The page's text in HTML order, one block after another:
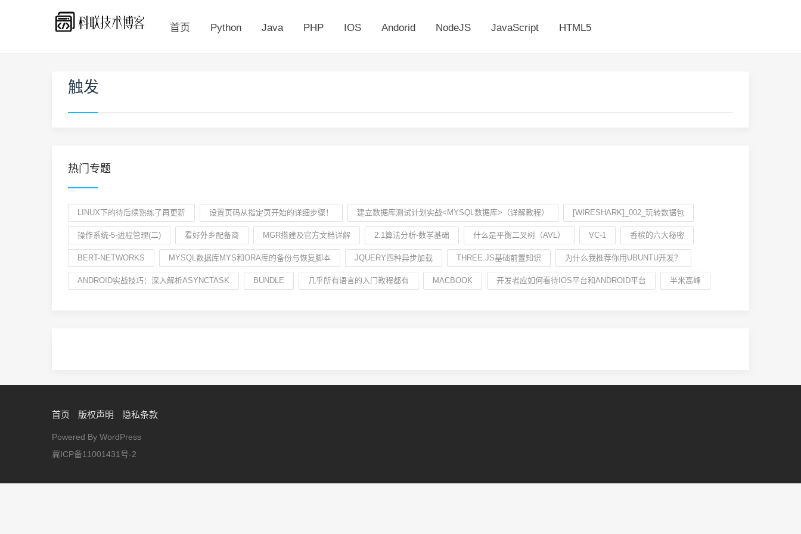
首页 Python Java PHP IOS Andorid NodeJS JavaScript HTML5
触发
热门专题
LINUX下的待后续熟练了再更新 设置页码从指定页开始的详细步骤！ 建立数据库测试计划实战<MYSQL数据库>（详解教程） [WIRESHARK]_002_玩转数据包
操作系统-5-进程管理(二) 看好外乡配备商 MGR搭建及官方文档详解 2.1算法分析-数学基础 什么是平衡二叉树（AVL） VC-1 香槟的六大秘密
BERT-NETWORKS MYSQL数据库MYS和ORA库的备份与恢复脚本 JQUERY四种异步加载 THREE.JS基础前置知识 为什么我推荐你用UBUNTU开发？
ANDROID实战技巧：深入解析ASYNCTASK BUNDLE 几乎所有语言的入门教程都有 MACBOOK 开发者应如何看待IOS平台和ANDROID平台 半米高峰
首页 版权声明 隐私条款
Powered By WordPress
冀ICP备11001431号-2